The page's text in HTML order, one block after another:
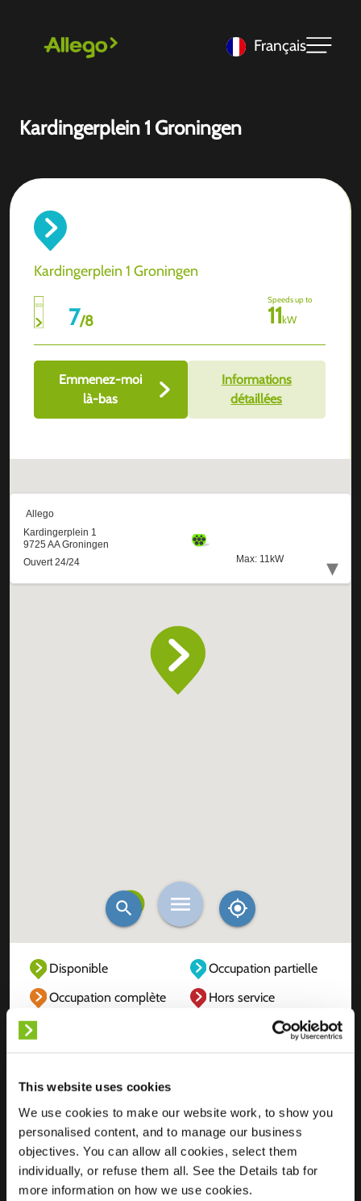
This website uses cookies
We use cookies to make our website work, to show you
personalised content, and to manage our business
objectives. You can allow all cookies, select them
individually, or refuse them all. See the Details tab for
more information on how we use cookies.
Français
Kardingerplein 1 Groningen
Kardingerplein 1 Groningen
7/8
Speeds up to
11kW
Emmenez-moi
là-bas
Informations
détaillées
Disponible
Occupation partielle
Occupation complète
Hors service
Localisation
Kardingerplein 1
9725 AA Groningen
Pays-Bas